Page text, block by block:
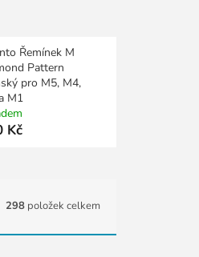
Řemínek M
Pattern
pro M5, M4,
M1
Kč
298 položek celkem